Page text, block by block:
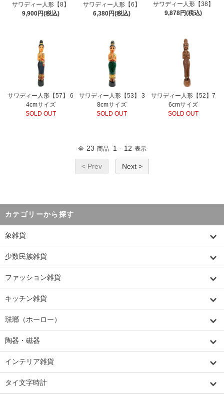
サワディー人形【8】
9,900円(税込)
サワディー人形【6】
6,380円(税込)
サワディー人形【38】
9,878円(税込)
サワディー人形【57】 6
4cmサイズ
SOLD OUT
サワディー人形【53】 3
8cmサイズ
SOLD OUT
サワディー人形【52】7
6cmサイズ
SOLD OUT
全 23 商品 1 - 12 表示
< Prev Next >
カテゴリーから探す
象雑貨
少数民族雑貨
ファッション雑貨
キッチン雑貨
琺瑯（ホーロー）
陶器・磁器
インテリア雑貨
タイ文字時計